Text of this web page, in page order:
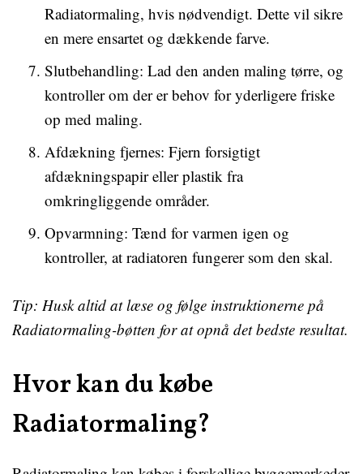
Radiatormaling, hvis nødvendigt. Dette vil sikre
en mere ensartet og dækkende farve.
Slutbehandling: Lad den anden maling tørre, og
kontroller om der er behov for yderligere friske
op med maling.
Afdækning fjernes: Fjern forsigtigt
afdækningspapir eller plastik fra
omkringliggende områder.
Opvarmning: Tænd for varmen igen og
kontroller, at radiatoren fungerer som den skal.
Tip: Husk altid at læse og følge instruktionerne på
Radiatormaling-bøtten for at opnå det bedste resultat.
Hvor kan du købe
Radiatormaling?